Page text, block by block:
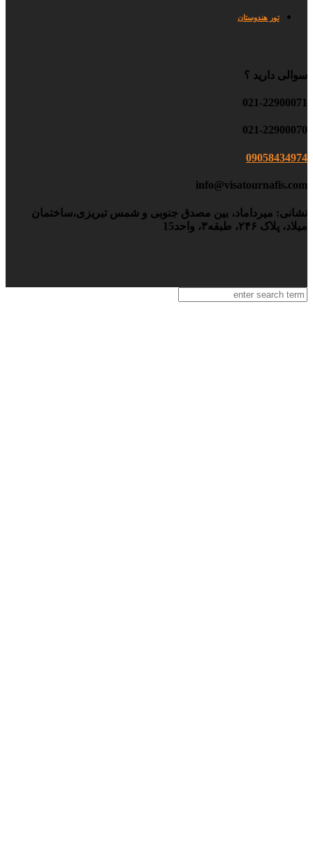
تور هندوستان
سوالی دارید ؟
021-22900071
021-22900070
09058434974
info@visatournafis.com
نشانی: میرداماد، بین مصدق جنوبی و شمس تبریزی،ساختمان
میلاد، پلاک ۲۴۶، طبقه۳، واحد15